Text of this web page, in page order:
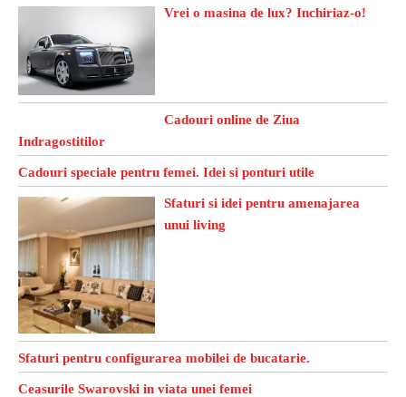
Vrei o masina de lux? Inchiriaz-o!
Cadouri online de Ziua
Indragostitilor
Cadouri speciale pentru femei. Idei si ponturi utile
Sfaturi si idei pentru amenajarea
unui living
Sfaturi pentru configurarea mobilei de bucatarie.
Ceasurile Swarovski in viata unei femei